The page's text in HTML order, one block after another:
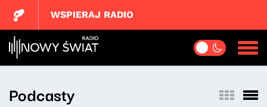
WSPIERAJ RADIO
Podcasty